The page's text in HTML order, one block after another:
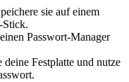
sie auf einem
Stick.
Passwort-Manager
deine Festplatte und nutze